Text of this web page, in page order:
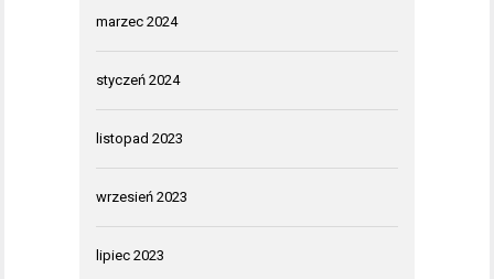
marzec 2024
styczeń 2024
listopad 2023
wrzesień 2023
lipiec 2023